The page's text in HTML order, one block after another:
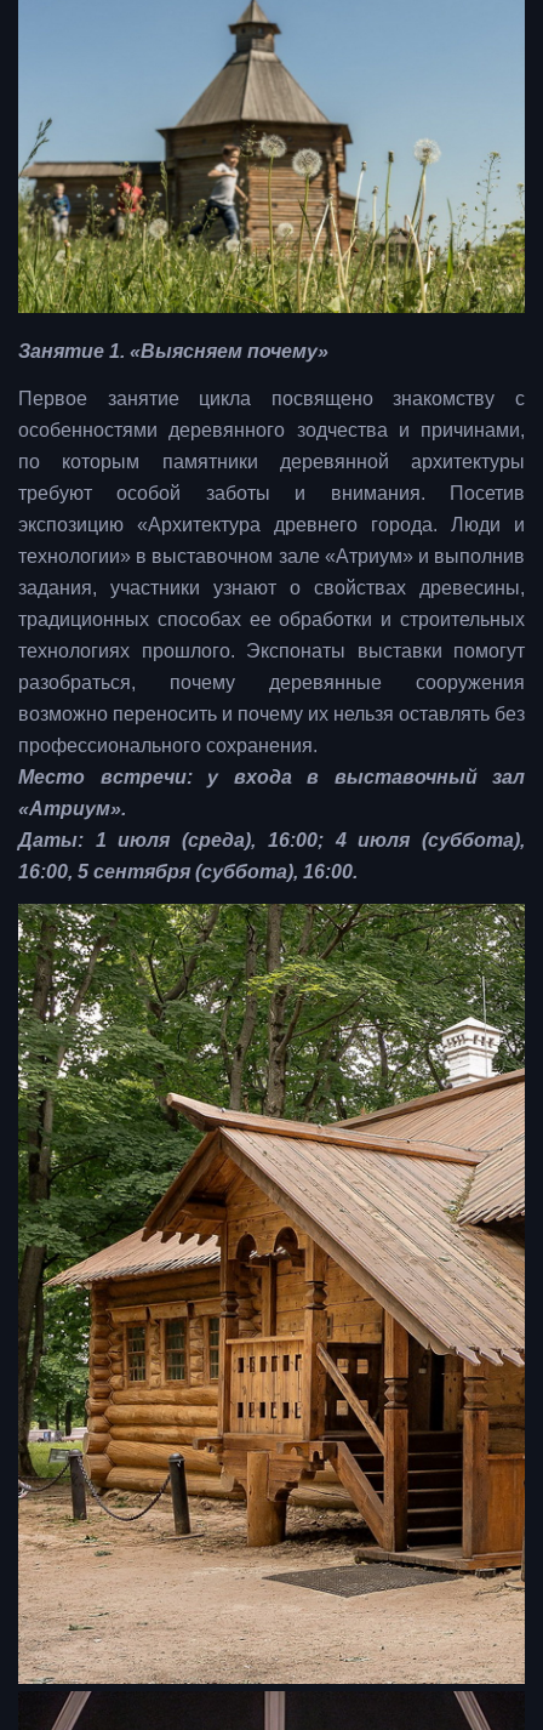
Занятие 1. «Выясняем почему»
Первое занятие цикла посвящено знакомству с
особенностями деревянного зодчества и причинами,
по которым памятники деревянной архитектуры
требуют особой заботы и внимания. Посетив
экспозицию «Архитектура древнего города. Люди и
технологии» в выставочном зале «Атриум» и выполнив
задания, участники узнают о свойствах древесины,
традиционных способах ее обработки и строительных
технологиях прошлого. Экспонаты выставки помогут
разобраться, почему деревянные сооружения
возможно переносить и почему их нельзя оставлять без
профессионального сохранения.
Место встречи: у входа в выставочный зал
«Атриум».
Даты: 1 июля (среда), 16:00; 4 июля (суббота),
16:00, 5 сентября (суббота), 16:00.